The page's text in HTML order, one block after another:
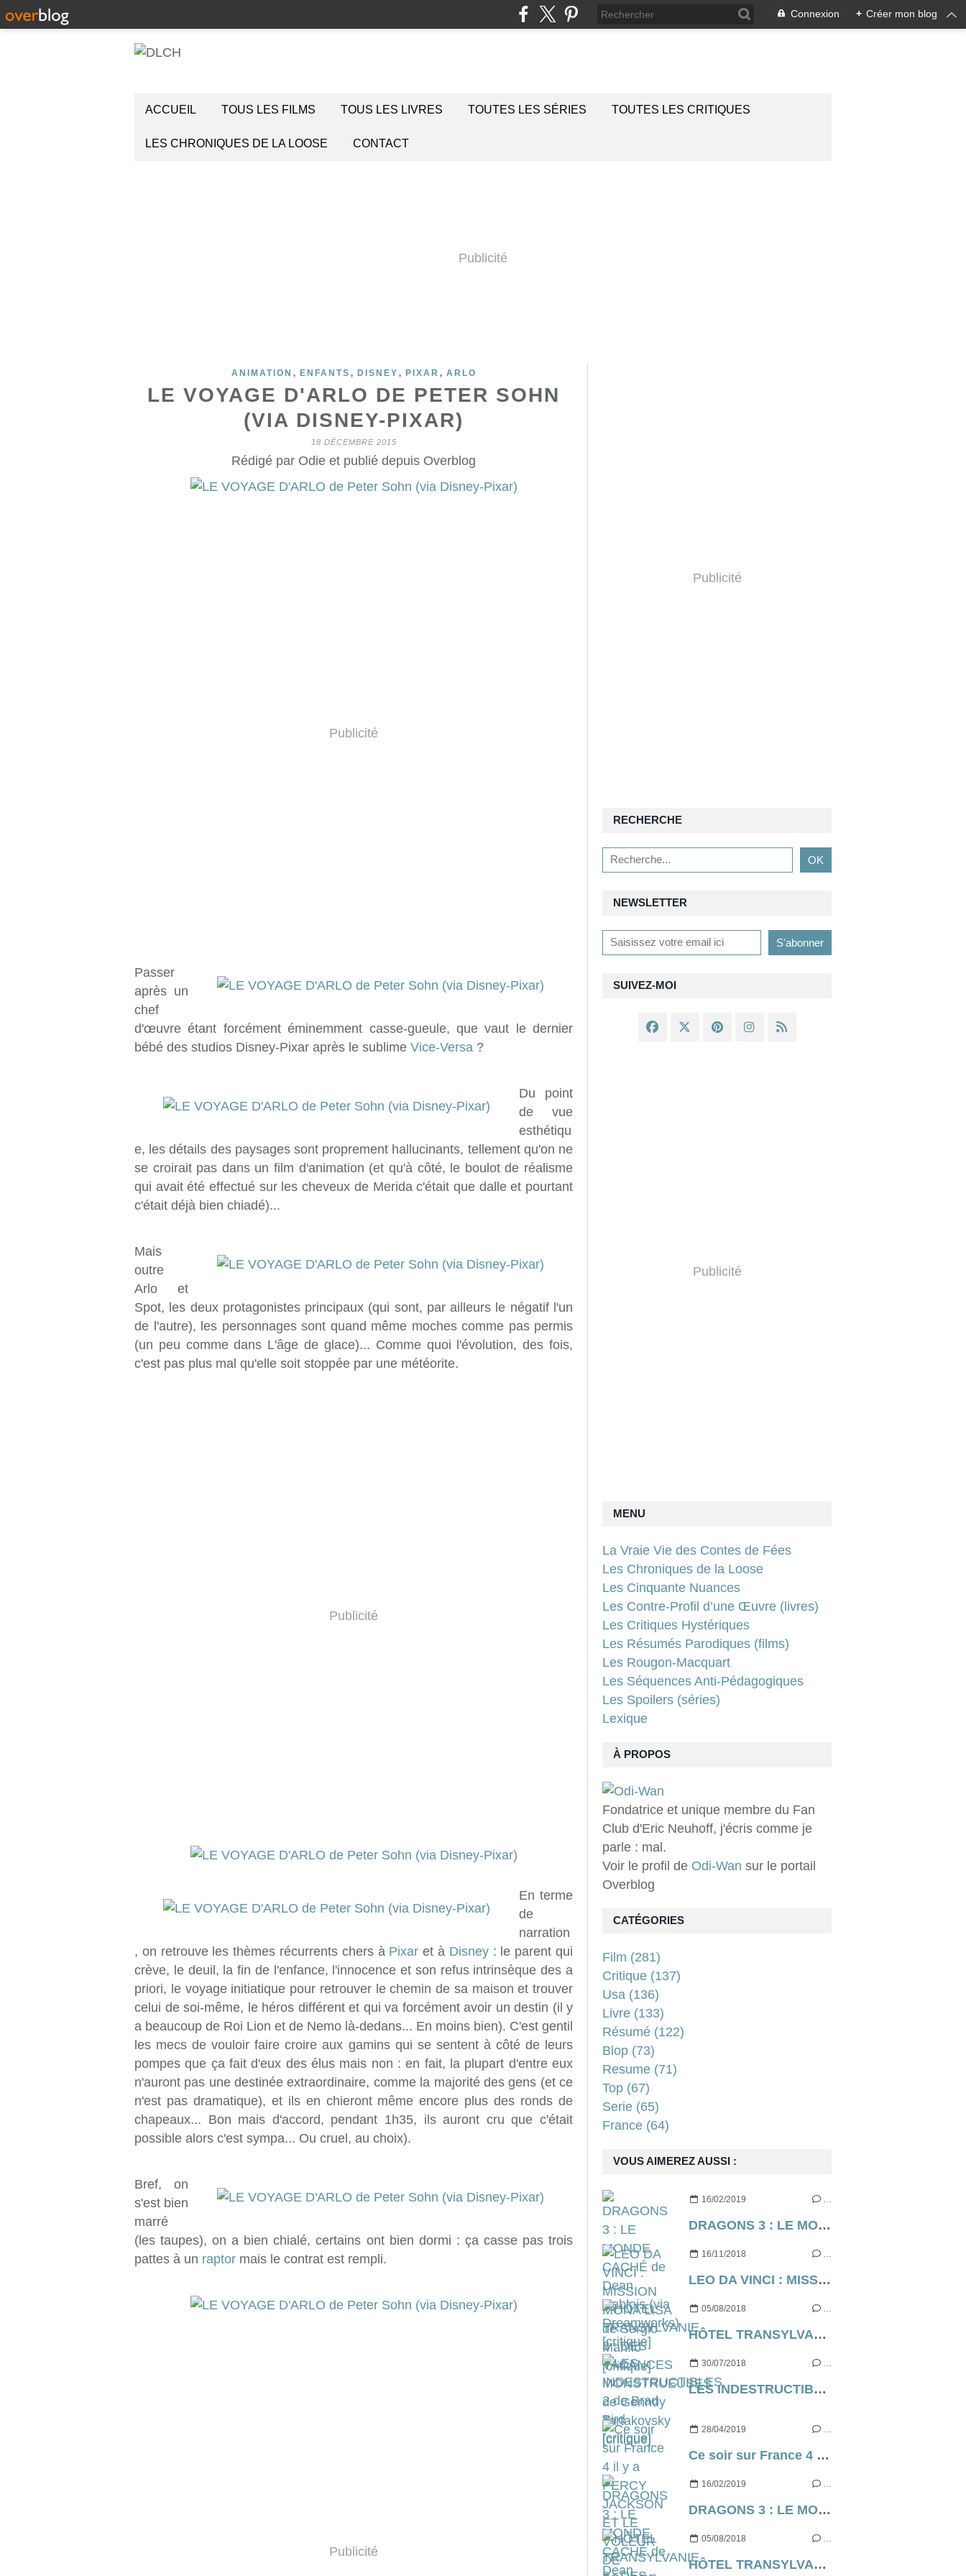
Connexion + Créer mon blog
ACCUEIL TOUS LES FILMS TOUS LES LIVRES TOUTES LES SÉRIES TOUTES LES CRITIQUES
LES CHRONIQUES DE LA LOOSE CONTACT
Publicité
ANIMATION , ENFANTS , DISNEY , PIXAR , ARLO
LE VOYAGE D'ARLO DE PETER SOHN
(VIA DISNEY-PIXAR)
18 DÉCEMBRE 2015
Rédigé par Odie et publié depuis Overblog
Publicité
Passer
après un
chef
d'œuvre étant forcément éminemment casse-gueule, que vaut le dernier
bébé des studios Disney-Pixar après le sublime Vice-Versa ?
Du point
de vue
esthétiqu
e, les détails des paysages sont proprement hallucinants, tellement qu'on ne
se croirait pas dans un film d'animation (et qu'à côté, le boulot de réalisme
qui avait été effectué sur les cheveux de Merida c'était que dalle et pourtant
c'était déjà bien chiadé)...
Mais
outre
Arlo et
Spot, les deux protagonistes principaux (qui sont, par ailleurs le négatif l'un
de l'autre), les personnages sont quand même moches comme pas permis
(un peu comme dans L'âge de glace)... Comme quoi l'évolution, des fois,
c'est pas plus mal qu'elle soit stoppée par une météorite.
Publicité
En terme
de
narration
, on retrouve les thèmes récurrents chers à Pixar et à Disney: le parent qui
crève, le deuil, la fin de l'enfance, l'innocence et son refus intrinsèque des a
priori, le voyage initiatique pour retrouver le chemin de sa maison et trouver
celui de soi-même, le héros différent et qui va forcément avoir un destin (il y
a beaucoup de Roi Lion et de Nemo là-dedans... En moins bien). C'est gentil
les mecs de vouloir faire croire aux gamins qui se sentent à côté de leurs
pompes que ça fait d'eux des élus mais non : en fait, la plupart d'entre eux
n'auront pas une destinée extraordinaire, comme la majorité des gens (et ce
n'est pas dramatique), et ils en chieront même encore plus des ronds de
chapeaux... Bon mais d'accord, pendant 1h35, ils auront cru que c'était
possible alors c'est sympa... Ou cruel, au choix).
Bref, on
s'est bien
marré
(les taupes), on a bien chialé, certains ont bien dormi : ça casse pas trois
pattes à un raptor mais le contrat est rempli.
Publicité
Publicité
NEWSLETTER
SUIVEZ-MOI
RECHERCHE
À PROPOS
Fondatrice et unique membre du Fan
Club d'Eric Neuhoff, j'écris comme je
parle : mal.
Voir le profil de Odi-Wan sur le portail
Overblog
Publicité
VOUS AIMEREZ AUSSI :
16/02/2019 …
DRAGONS 3 : LE MONDE CACHÉ de Dean Deblois (via Dreamworks) [critique]
16/11/2018 …
LEO DA VINCI : MISSION MONA LISA de Sergio Manfio [critique]
05/08/2018 …
HÔTEL TRANSYLVANIE 3 : DES VACANCES MONSTRUEUSES de Genndy Tartakovsky [critique]
30/07/2018 …
LES INDESTRUCTIBLES 2 de Brad Bird [critique]
28/04/2019 …
Ce soir sur France 4 il y a PERCY JACKSON ET LE VOLEUR DE FOUDRE (ou de poule, je ne sais plus)...
16/02/2019 …
DRAGONS 3 : LE MONDE CACHÉ de Dean Deblois (via Dreamworks) [critique]
05/08/2018 …
HÔTEL TRANSYLVANIE 3 : DES VACANCES MONSTRUEUSES de Genndy Tartakovsky [critique]
MENU
La Vraie Vie des Contes de Fées
Les Chroniques de la Loose
Les Cinquante Nuances
Les Contre-Profil d’une Œuvre (livres)
Les Critiques Hystériques
Les Résumés Parodiques (films)
Les Rougon-Macquart
Les Séquences Anti-Pédagogiques
Les Spoilers (séries)
Lexique
CATÉGORIES
Film (281)
Critique (137)
Usa (136)
Livre (133)
Résumé (122)
Blop (73)
Resume (71)
Top (67)
Serie (65)
France (64)